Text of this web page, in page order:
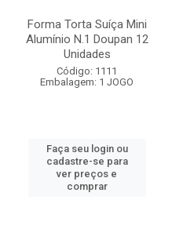
Forma Torta Suíça Mini
Alumínio N.1 Doupan 12
Unidades
Código: 1111
Embalagem: 1 JOGO
Faça seu login ou
cadastre-se para
ver preços e
comprar